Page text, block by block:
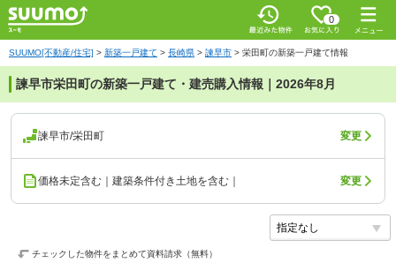
0
SUUMO[不動産/住宅] > 新築一戸建て > 長崎県 > 諫早市 > 栄田町の新築一戸建て情報
諫早市栄田町の新築一戸建て・建売購入情報｜2026年8月
諫早市/栄田町 変更
価格未定含む｜建築条件付き土地を含む｜ 変更
チェックした物件をまとめて資料請求（無料）